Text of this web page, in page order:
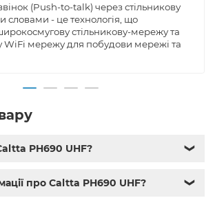
(Push-to-talk) через стільникову
словами - це технологія, що
стільникову-мережу та
WiFi мережу для побудови мережі та
PH690 UHF? ❯
про Caltta PH690 UHF? ❯